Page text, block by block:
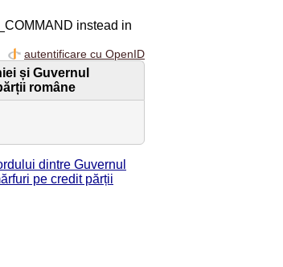
instead in
autentificare cu OpenID
și Guvernul
române
dintre Guvernul
pe credit părții